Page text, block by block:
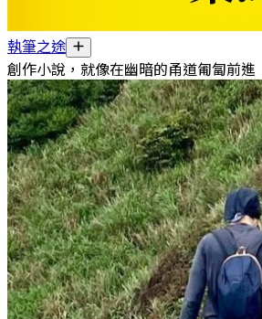
執筆之途
創作小說，就像在幽暗的甬道匍匐前進